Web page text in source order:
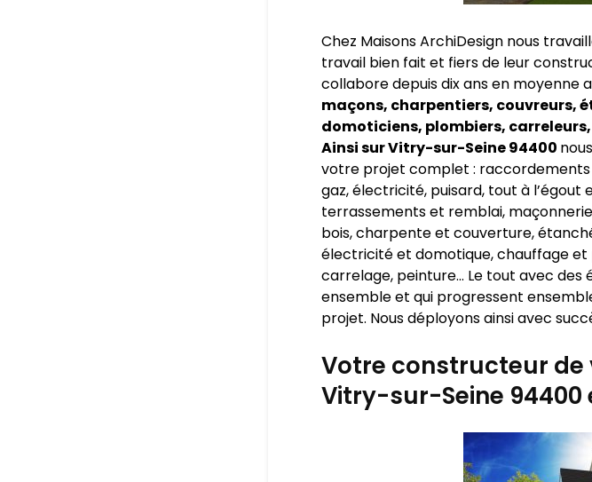
Chez Maisons ArchiDesign nous
travail bien fait et fiers de leur
collabore depuis dix ans en moyenne
maçons, charpentiers, couvreurs,
domoticiens, plombiers,
Ainsi sur Vitry-sur-Seine 94400
votre projet complet : raccordements
gaz, électricité, puisard, tout à l’égout
terrassements et remblai,
bois, charpente et couverture,
électricité et domotique, chauffage et
carrelage, peinture… Le tout avec des
ensemble et qui progressent
projet. Nous déployons ainsi avec
Votre constructeur
Vitry-sur-Seine 94400